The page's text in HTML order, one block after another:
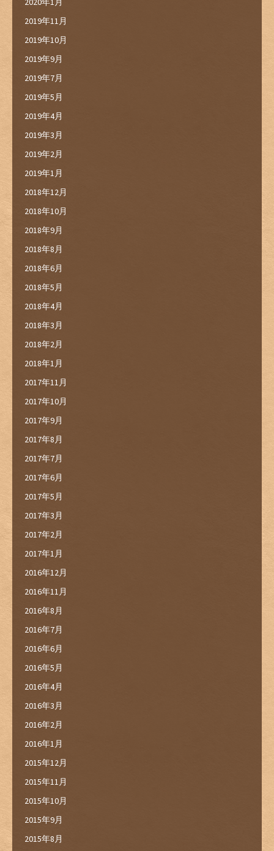
2019年11月
2019年10月
2019年9月
2019年7月
2019年5月
2019年4月
2019年3月
2019年2月
2019年1月
2018年12月
2018年10月
2018年9月
2018年8月
2018年6月
2018年5月
2018年4月
2018年3月
2018年2月
2018年1月
2017年11月
2017年10月
2017年9月
2017年8月
2017年7月
2017年6月
2017年5月
2017年3月
2017年2月
2017年1月
2016年12月
2016年11月
2016年8月
2016年7月
2016年6月
2016年5月
2016年4月
2016年3月
2016年2月
2016年1月
2015年12月
2015年11月
2015年10月
2015年9月
2015年8月